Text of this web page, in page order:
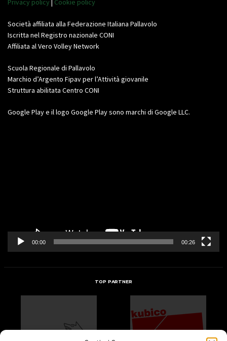
Privacy policy | Cookie policy
Società affiliata alla Federazione Italiana Pallavolo
Iscritta nel Registro nazionale CONI
Affiliata al Vero Volley Network
Scuola Regionale di Pallavolo
Marchio d’Argento Fipav per l’Attività giovanile
Struttura abilitata Centro CONI
Google Play e il logo Google Play sono marchi di Google LLC.
00:00 00:26
TOP PARTNER